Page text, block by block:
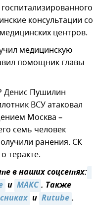
консультации со
центров.
медицинскую
помощник главы
Денис Пушилин
ВСУ атаковал
Москва –
семь человек
ранения. СК
теракте.
в наших соцсетях:
и MAКС. Также
и Rutube.